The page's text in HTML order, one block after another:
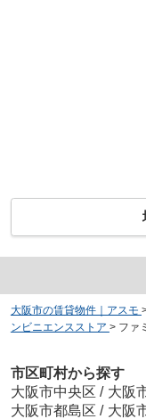
大阪市の賃貸物件｜アスモ
ンビニエンスストア > ファ
市区町村から探す
大阪市中央区 / 大阪
大阪市都島区 / 大阪